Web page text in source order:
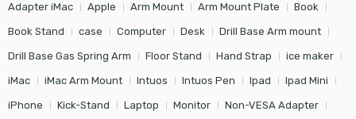
Adapter iMac Apple Arm Mount Arm Mount Plate Book
Book Stand case Computer Desk Drill Base Arm mount
Drill Base Gas Spring Arm Floor Stand Hand Strap ice maker
iMac iMac Arm Mount Intuos Intuos Pen Ipad Ipad Mini
iPhone Kick-Stand Laptop Monitor Non-VESA Adapter